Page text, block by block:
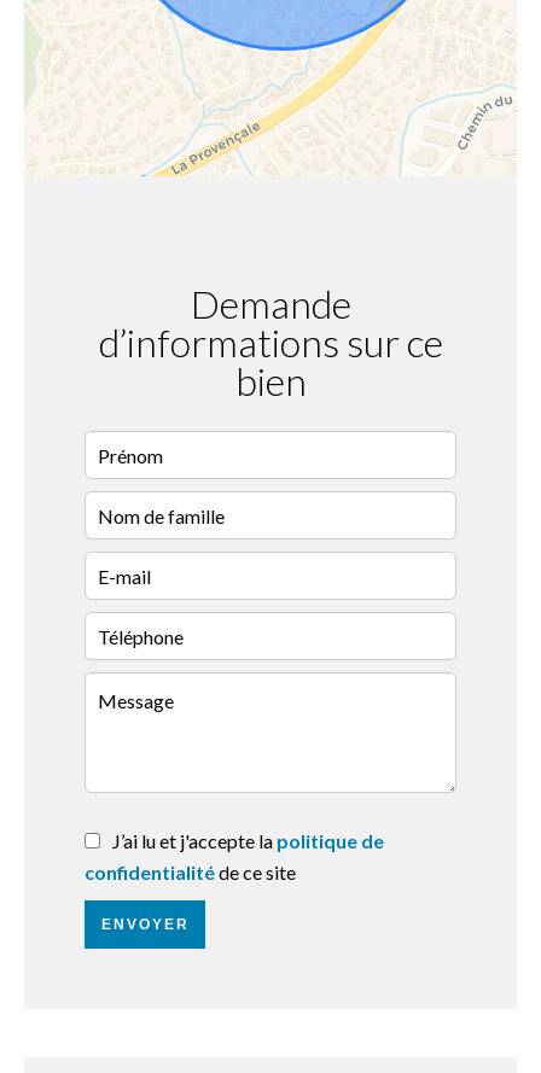
Demande
d’informations sur ce
bien
J’ai lu et j'accepte la politique de
confidentialitéde ce site
ENVOYER